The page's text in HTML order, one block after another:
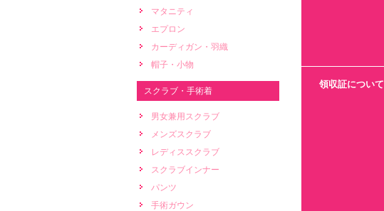
領収証について
マタニティ
エプロン
カーディガン・羽織
帽子・小物
スクラブ・手術着
男女兼用スクラブ
メンズスクラブ
レディススクラブ
スクラブインナー
パンツ
手術ガウン